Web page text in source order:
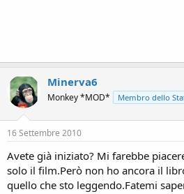
Minerva6
Monkey *MOD* Membro dello
16 Settembre 2010
Avete già iniziato? Mi farebbe
solo il film.Però non ho ancora il
quello che sto leggendo.Fatemi